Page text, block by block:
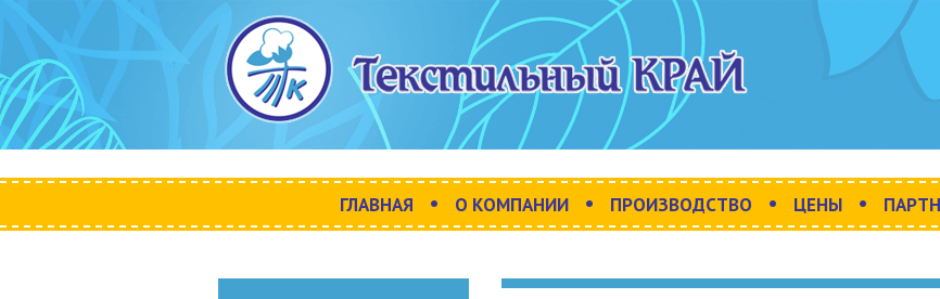
ГЛАВНАЯ • О КОМПАНИИ • ПРОИЗВОДСТВО • ЦЕНЫ •